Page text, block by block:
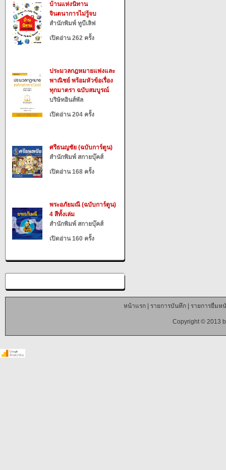
บ้านแห่งนิทาน
จินตนาการไม่รู้จบ
สำนักพิมพ์ ทูบีเลิฟ
เปิดอ่าน 262 ครั้ง
ประมวลกฎหมายแพ่งและ
พาณิชย์ พร้อมหัวข้อเรื่อง
ทุกมาตรา ฉบับสมบูรณ์
บริษัทอินส์พัล
เปิดอ่าน 204 ครั้ง
ศรีธนญชัย (ฉบับการ์ตูน)
สำนักพิมพ์ สกายบุ๊คส์
เปิดอ่าน 168 ครั้ง
พระอภัยมณี (ฉบับการ์ตูน)
4 สีทั้งเล่ม
สำนักพิมพ์ สกายบุ๊คส์
เปิดอ่าน 160 ครั้ง
หน้าแรก| รายการบันทึก| รายการยืมห
Copyright © 2013